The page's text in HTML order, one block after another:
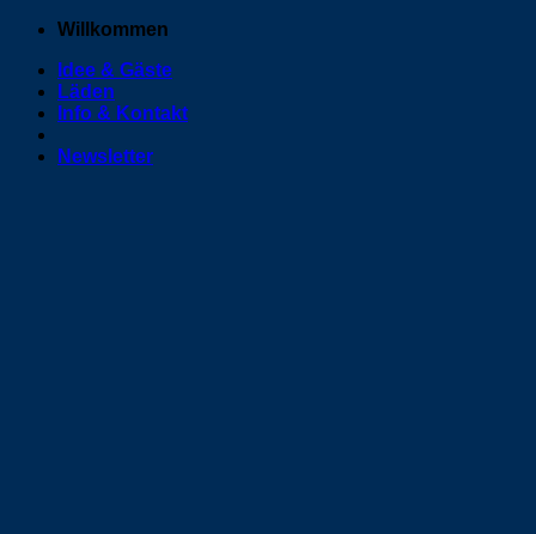
Zum
springen
Willkommen
Idee & Gäste
Läden
Info & Kontakt
Newsletter